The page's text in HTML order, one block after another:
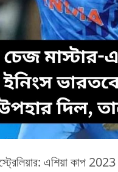
এশিয়া কাপ 2023